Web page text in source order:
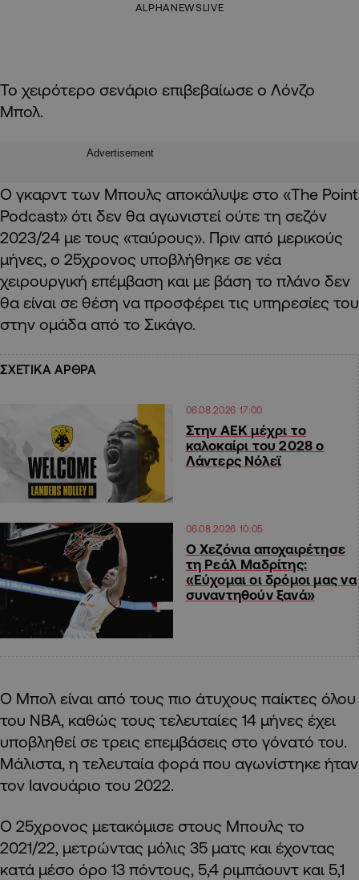
ALPHANEWSLIVE
Το χειρότερο σενάριο επιβεβαίωσε ο Λόνζο
Μπολ.
Advertisement
Ο γκαρντ των Μπουλς αποκάλυψε στο «The Point
Podcast» ότι δεν θα αγωνιστεί ούτε τη σεζόν
2023/24 με τους «ταύρους». Πριν από μερικούς
μήνες, ο 25χρονος υποβλήθηκε σε νέα
χειρουργική επέμβαση και με βάση το πλάνο δεν
θα είναι σε θέση να προσφέρει τις υπηρεσίες του
στην ομάδα από το Σικάγο.
ΣΧΕΤΙΚΑ ΑΡΘΡΑ
06.08.2026 17:00
Στην ΑΕΚ μέχρι το
καλοκαίρι του 2028 ο
Λάντερς Νόλεϊ
06.08.2026 10:05
Ο Χεζόνια αποχαιρέτησε
τη Ρεάλ Μαδρίτης:
«Εύχομαι οι δρόμοι μας να
συναντηθούν ξανά»
Ο Μπολ είναι από τους πιο άτυχους παίκτες όλου
του ΝΒΑ, καθώς τους τελευταίες 14 μήνες έχει
υποβληθεί σε τρεις επεμβάσεις στο γόνατό του.
Μάλιστα, η τελευταία φορά που αγωνίστηκε ήταν
τον Ιανουάριο του 2022.
Ο 25χρονος μετακόμισε στους Μπουλς το
2021/22, μετρώντας μόλις 35 ματς και έχοντας
κατά μέσο όρο 13 πόντους, 5,4 ριμπάουντ και 5,1